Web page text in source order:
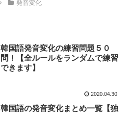
発音変化
韓国語発音変化の練習問題５０
問！【全ルールをランダムで練習
できます】
2020.04.30
韓国語の発音変化まとめ一覧【独